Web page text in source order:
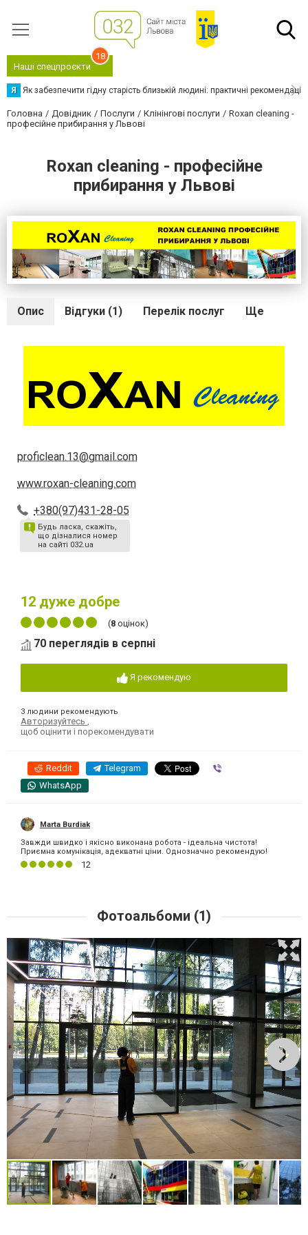
Наші спецпроєкти
18
Я Як забезпечити гідну старість близькій людині: практичні рекомендації
Головна Довідник Послуги Клінінгові послуги
Roxan cleaning -
професійне прибирання у Львові
Roxan cleaning - професійне
прибирання у Львові
Опис Відгуки (1) Перелік послуг Ще
proficlean.13@gmail.com
www.roxan-cleaning.com
+380(97)431-28-05
Будь ласка, скажіть,
що дізналися номер
на сайті 032.ua
12 дуже добре
(8 оцінок)
70 переглядів в серпні
Я рекомендую
3 людини рекомендують
Авторизуйтесь ,
щоб оцінити і порекомендувати
Reddit Telegram
WhatsApp
Marta Burdiak
Завжди швидко і якісно виконана робота - ідеальна чистота!
Приємна комунікація, адекватні ціни. Однозначно рекомендую!
12
Фотоальбоми (1)